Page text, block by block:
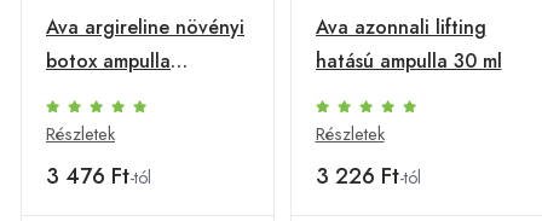
Ava argireline növényi
botox ampulla
biomimetikus
peptidekke 30 ml
Részletek
3 476 Ft-tól
Ava azonnali lifting
hatású ampulla 30 ml
Részletek
3 226 Ft-tól